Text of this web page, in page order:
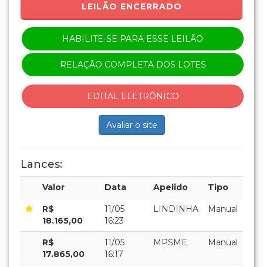
LEILÃO ENCERRADO
HABILITE-SE PARA ESSE LEILÃO
RELAÇÃO COMPLETA DOS LOTES
EDITAL ELETRÔNICO
Avaliar o site
Lances:
Valor Data Apelido Tipo
R$
18.165,00
11/05
16:23
LINDINHA Manual
R$
17.865,00
11/05
16:17
MPSME Manual